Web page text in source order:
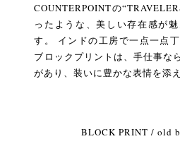
COUNTERPOINTの
ったような、美しい存在感が
す。 インドの工房で一点一点
ブロックプリントは、手仕事な
があり、装いに豊かな表情を添
BLOCK PRINT / old